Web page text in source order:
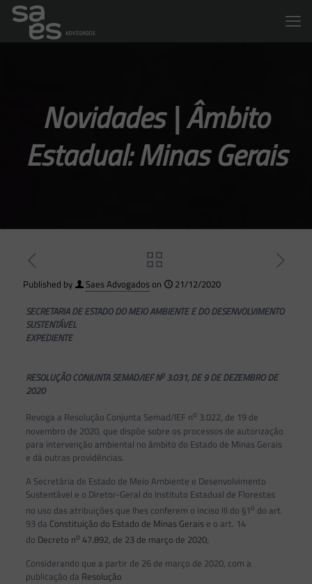
Novidades | Âmbito
Estadual: Minas Gerais
Published by Saes Advogadoson
21/12/2020
SECRETARIA DE ESTADO DO MEIO AMBIENTE E DO DESENVOLVIMENTO
SUSTENTÁVEL
EXPEDIENTE
RESOLUÇÃO CONJUNTA SEMAD/IEF No3.031, DE 9 DE DEZEMBRO DE
2020
Revoga a Resolução Conjunta Semad/IEF no 3.022, de 19 de
novembro de 2020, que dispõe sobre os processos de autorização
para intervenção ambiental no âmbito do Estado de Minas Gerais
e dá outras providências.
A Secretária de Estado de Meio Ambiente e Desenvolvimento
Sustentável e o Diretor-Geral do Instituto Estadual de Florestas
no uso das atribuições que lhes conferem o inciso III do §1o do art.
93 da Constituição do Estado de Minas Geraise o art. 14
do Decreto no 47.892, de 23 de março de 2020;
Considerando que a partir de 26 de março de 2020, com a
publicação da Resolução